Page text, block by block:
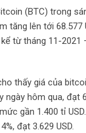
e
r
e
e
v
m
a
i
t
(BTC) trong
tăng lên tới 68.577
từ tháng 11-2021
thấy giá của
ngày hôm qua, đạt
gần 1.400 tỉ
đạt 3.629 USD.